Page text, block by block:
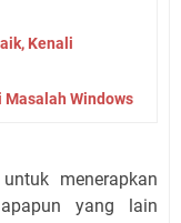
Kenali
Masalah Windows
menerapkan
yang lain